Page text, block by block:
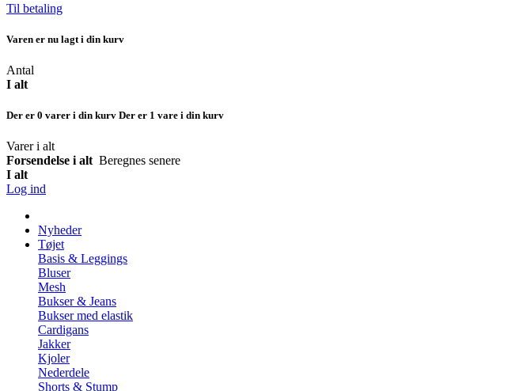
Til betaling
Varen er nu lagt i din kurv
Antal
I alt
Der er 0 varer i din kurv Der er 1 vare i din kurv
Varer i alt
Forsendelse i alt Beregnes senere
I alt
Log ind
Nyheder
Tøjet
Basis & Leggings
Bluser
Mesh
Bukser & Jeans
Bukser med elastik
Cardigans
Jakker
Kjoler
Nederdele
Shorts & Stump